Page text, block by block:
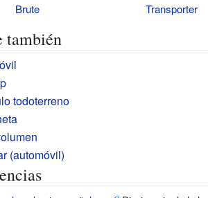
Brute
Transporter
también
todoterreno
(automóvil)